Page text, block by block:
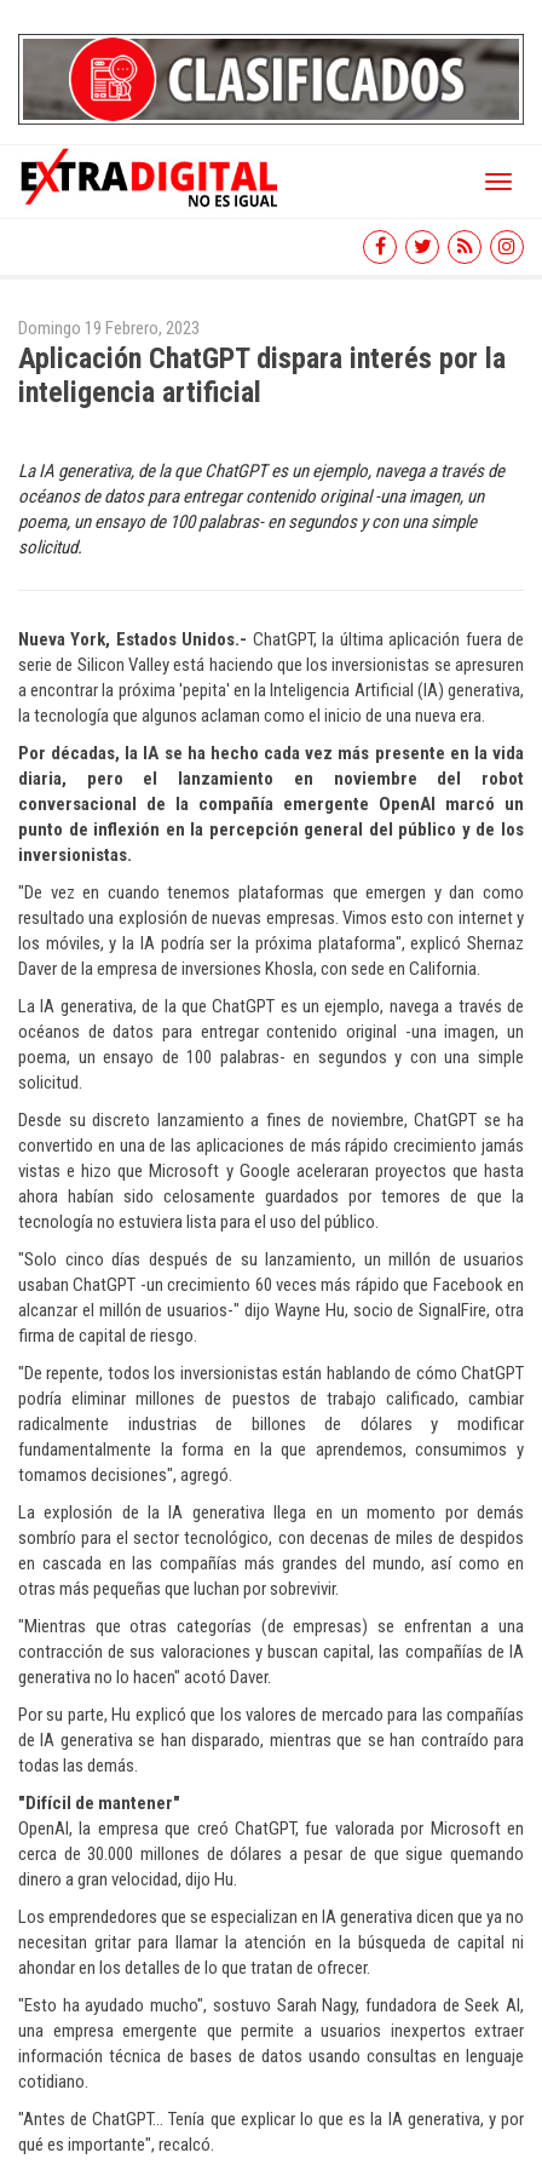
Toggle
Domingo 19 Febrero, 2023
Aplicación ChatGPT dispara interés por la
inteligencia artificial
La IA generativa, de la que ChatGPT es un ejemplo, navega a través de
océanos de datos para entregar contenido original -una imagen, un
poema, un ensayo de 100 palabras- en segundos y con una simple
solicitud.
Nueva York, Estados Unidos.- ChatGPT, la última aplicación fuera de
serie de Silicon Valley está haciendo que los inversionistas se apresuren
a encontrar la próxima 'pepita' en la Inteligencia Artificial (IA) generativa,
la tecnología que algunos aclaman como el inicio de una nueva era.
Por décadas, la IA se ha hecho cada vez más presente en la vida
diaria, pero el lanzamiento en noviembre del robot
conversacional de la compañía emergente OpenAI marcó un
punto de inflexión en la percepción general del público y de los
inversionistas.
"De vez en cuando tenemos plataformas que emergen y dan como
resultado una explosión de nuevas empresas. Vimos esto con internet y
los móviles, y la IA podría ser la próxima plataforma", explicó Shernaz
Daver de la empresa de inversiones Khosla, con sede en California.
La IA generativa, de la que ChatGPT es un ejemplo, navega a través de
océanos de datos para entregar contenido original -una imagen, un
poema, un ensayo de 100 palabras- en segundos y con una simple
solicitud.
Desde su discreto lanzamiento a fines de noviembre, ChatGPT se ha
convertido en una de las aplicaciones de más rápido crecimiento jamás
vistas e hizo que Microsoft y Google aceleraran proyectos que hasta
ahora habían sido celosamente guardados por temores de que la
tecnología no estuviera lista para el uso del público.
"Solo cinco días después de su lanzamiento, un millón de usuarios
usaban ChatGPT -un crecimiento 60 veces más rápido que Facebook en
alcanzar el millón de usuarios-" dijo Wayne Hu, socio de SignalFire, otra
firma de capital de riesgo.
"De repente, todos los inversionistas están hablando de cómo ChatGPT
podría eliminar millones de puestos de trabajo calificado, cambiar
radicalmente industrias de billones de dólares y modificar
fundamentalmente la forma en la que aprendemos, consumimos y
tomamos decisiones", agregó.
La explosión de la IA generativa llega en un momento por demás
sombrío para el sector tecnológico, con decenas de miles de despidos
en cascada en las compañías más grandes del mundo, así como en
otras más pequeñas que luchan por sobrevivir.
"Mientras que otras categorías (de empresas) se enfrentan a una
contracción de sus valoraciones y buscan capital, las compañías de IA
generativa no lo hacen" acotó Daver.
Por su parte, Hu explicó que los valores de mercado para las compañías
de IA generativa se han disparado, mientras que se han contraído para
todas las demás.
"Difícil de mantener"
OpenAI, la empresa que creó ChatGPT, fue valorada por Microsoft en
cerca de 30.000 millones de dólares a pesar de que sigue quemando
dinero a gran velocidad, dijo Hu.
Los emprendedores que se especializan en IA generativa dicen que ya no
necesitan gritar para llamar la atención en la búsqueda de capital ni
ahondar en los detalles de lo que tratan de ofrecer.
"Esto ha ayudado mucho", sostuvo Sarah Nagy, fundadora de Seek AI,
una empresa emergente que permite a usuarios inexpertos extraer
información técnica de bases de datos usando consultas en lenguaje
cotidiano.
"Antes de ChatGPT... Tenía que explicar lo que es la IA generativa, y por
qué es importante", recalcó.